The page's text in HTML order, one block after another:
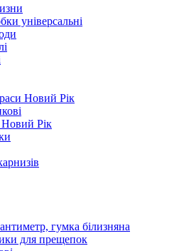
універсальні
Новий Рік
Рік
гумка білизняна
для прещепок